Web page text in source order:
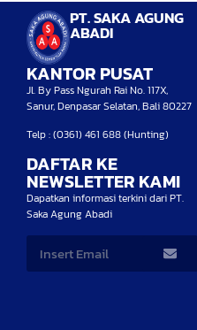
PT. SAKA AGUNG
ABADI
KANTOR PUSAT
Jl. By Pass Ngurah Rai No. 117X,
Sanur, Denpasar Selatan, Bali 80227
Telp : (0361) 461 688 (Hunting)
DAFTAR KE
NEWSLETTER KAMI
Dapatkan informasi terkini dari PT.
Saka Agung Abadi